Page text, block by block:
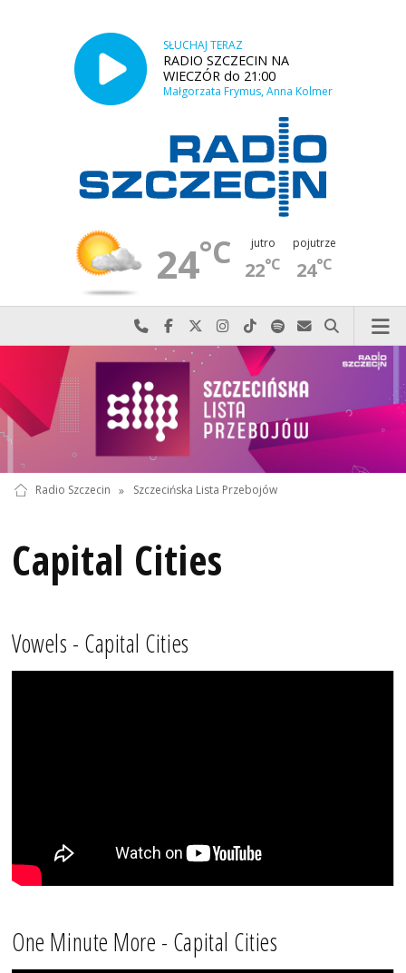
SŁUCHAJ TERAZ
RADIO SZCZECIN NA
WIECZÓR do 21:00
Małgorzata Frymus, Anna Kolmer
24°C jutro
22°C
pojutrze
24°C
Najlepiej po prostu do nas zadzwoń
Odwiedź nas na Facebook-u
Odwiedź nas na X
Odwiedź nas na Instagram-ie
Odwiedź nas na TikTok-u
Szukaj nas na Spotify
Wyślij do nas
Szukaj
Radio Szczecin » Szczecińska Lista Przebojów
Capital Cities
Vowels - Capital Cities
One Minute More - Capital Cities